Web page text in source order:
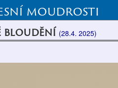
moudrosti
bloudění (28.4. 2025)